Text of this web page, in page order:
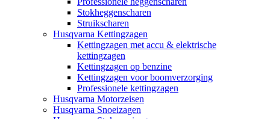
Stokheggenscharen
Struikscharen
Husqvarna Kettingzagen
Kettingzagen met accu & elektrische
kettingzagen
Kettingzagen op benzine
Kettingzagen voor boomverzorging
Professionele kettingzagen
Husqvarna Motorzeisen
Husqvarna Snoeizagen